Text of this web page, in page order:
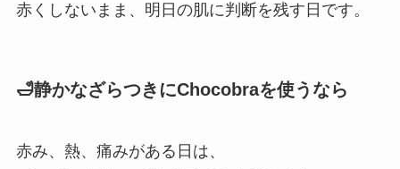
赤くしないまま、明日の肌に判断を残す日です。
🛁静かなざらつきにChocobraを使うなら
赤み、熱、痛みがある日は、